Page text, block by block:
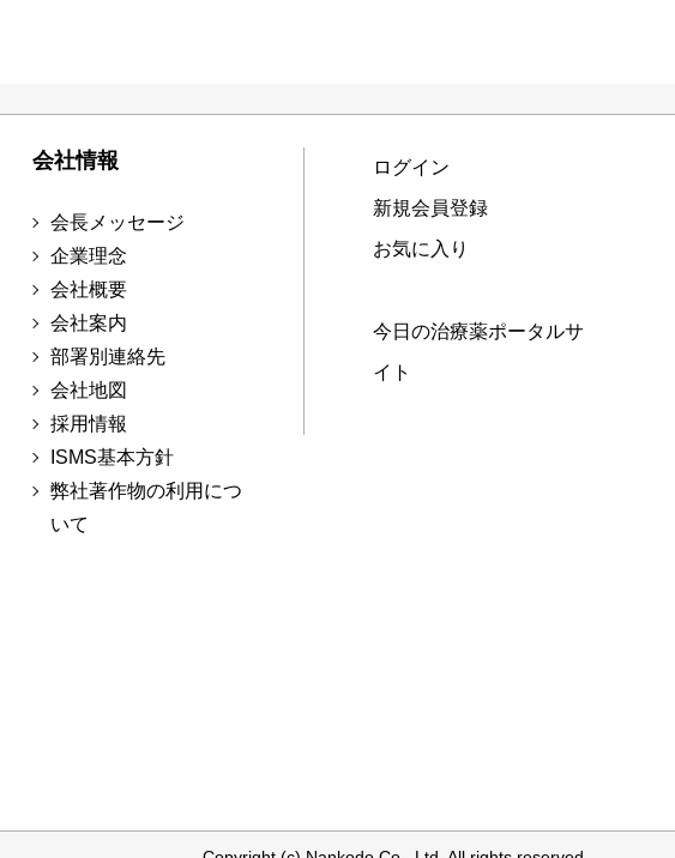
会社情報
会長メッセージ
企業理念
会社概要
会社案内
部署別連絡先
会社地図
採用情報
ISMS基本方針
弊社著作物の利用につ
いて
ログイン
新規会員登録
お気に入り
今日の治療薬ポータルサ
イト